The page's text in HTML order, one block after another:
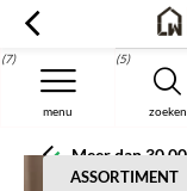
zoeken
(5)
menu
(7)
Menu
Meer dan
ASSORTIMENT